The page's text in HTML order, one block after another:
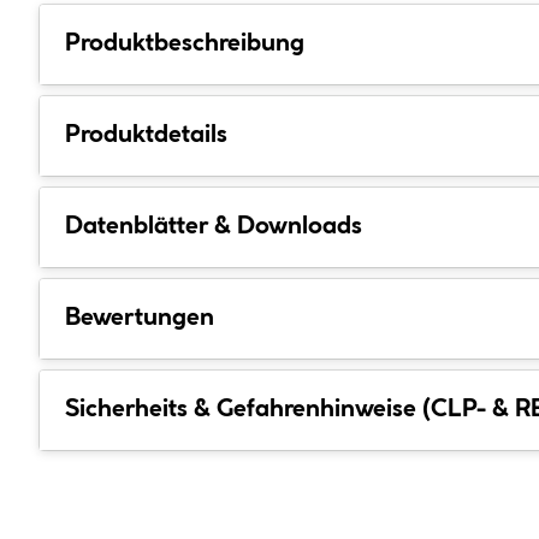
Produktbeschreibung
Produktdetails
Datenblätter & Downloads
Bewertungen
Sicherheits & Gefahrenhinweise (CLP- &